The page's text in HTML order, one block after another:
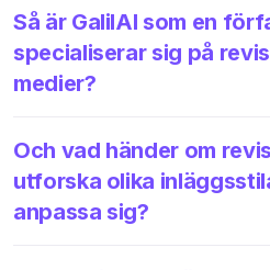
Så är GalilAI som en
specialiserar sig på
medier?
Och vad händer om
utforska olika
anpassa sig?